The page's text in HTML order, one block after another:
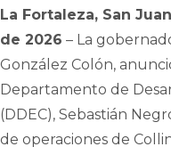
La Fortaleza, San
de 2026 – La
González Colón,
Departamento de
(DDEC), Sebastián
de operaciones de